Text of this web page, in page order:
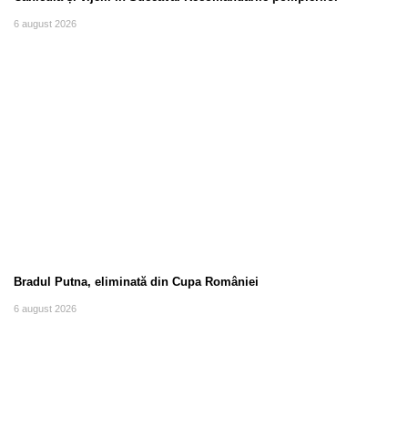
6 august 2026
Bradul Putna, eliminată din Cupa României
6 august 2026